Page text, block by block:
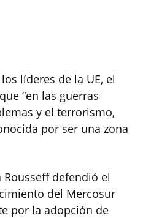
líderes de la UE, el
“en las guerras
y el terrorismo,
por ser una zona
defendió el
del Mercosur
por la adopción de